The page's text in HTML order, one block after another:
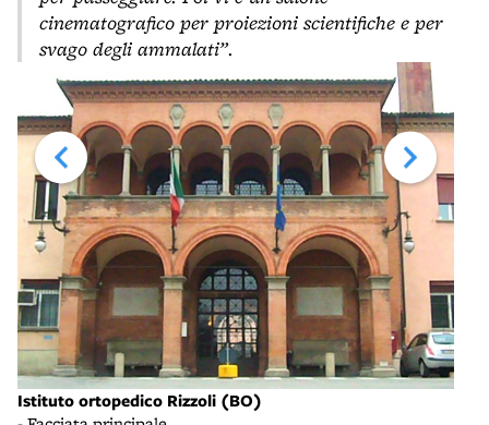
cinematografico per proiezioni scientifiche e per
svago degli ammalati”.
Istituto ortopedico Rizzoli (BO)